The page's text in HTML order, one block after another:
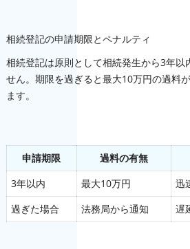
相続登記の申請期限とペナルティ
相続登記は原則として相続発生から3年以
せん。期限を過ぎると最大10万円の過料
ます。
申請期限 過料の有無
3年以内
最大10万円
迅
過ぎた場合
法務局から通知 遅